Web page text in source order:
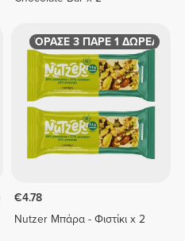
ΑΓΟΡΑΣΕ 3 ΠΑΡΕ 1 ΔΩΡΕΑΝ
€4.78
Nutzer Μπάρα - Φιστίκι x 2